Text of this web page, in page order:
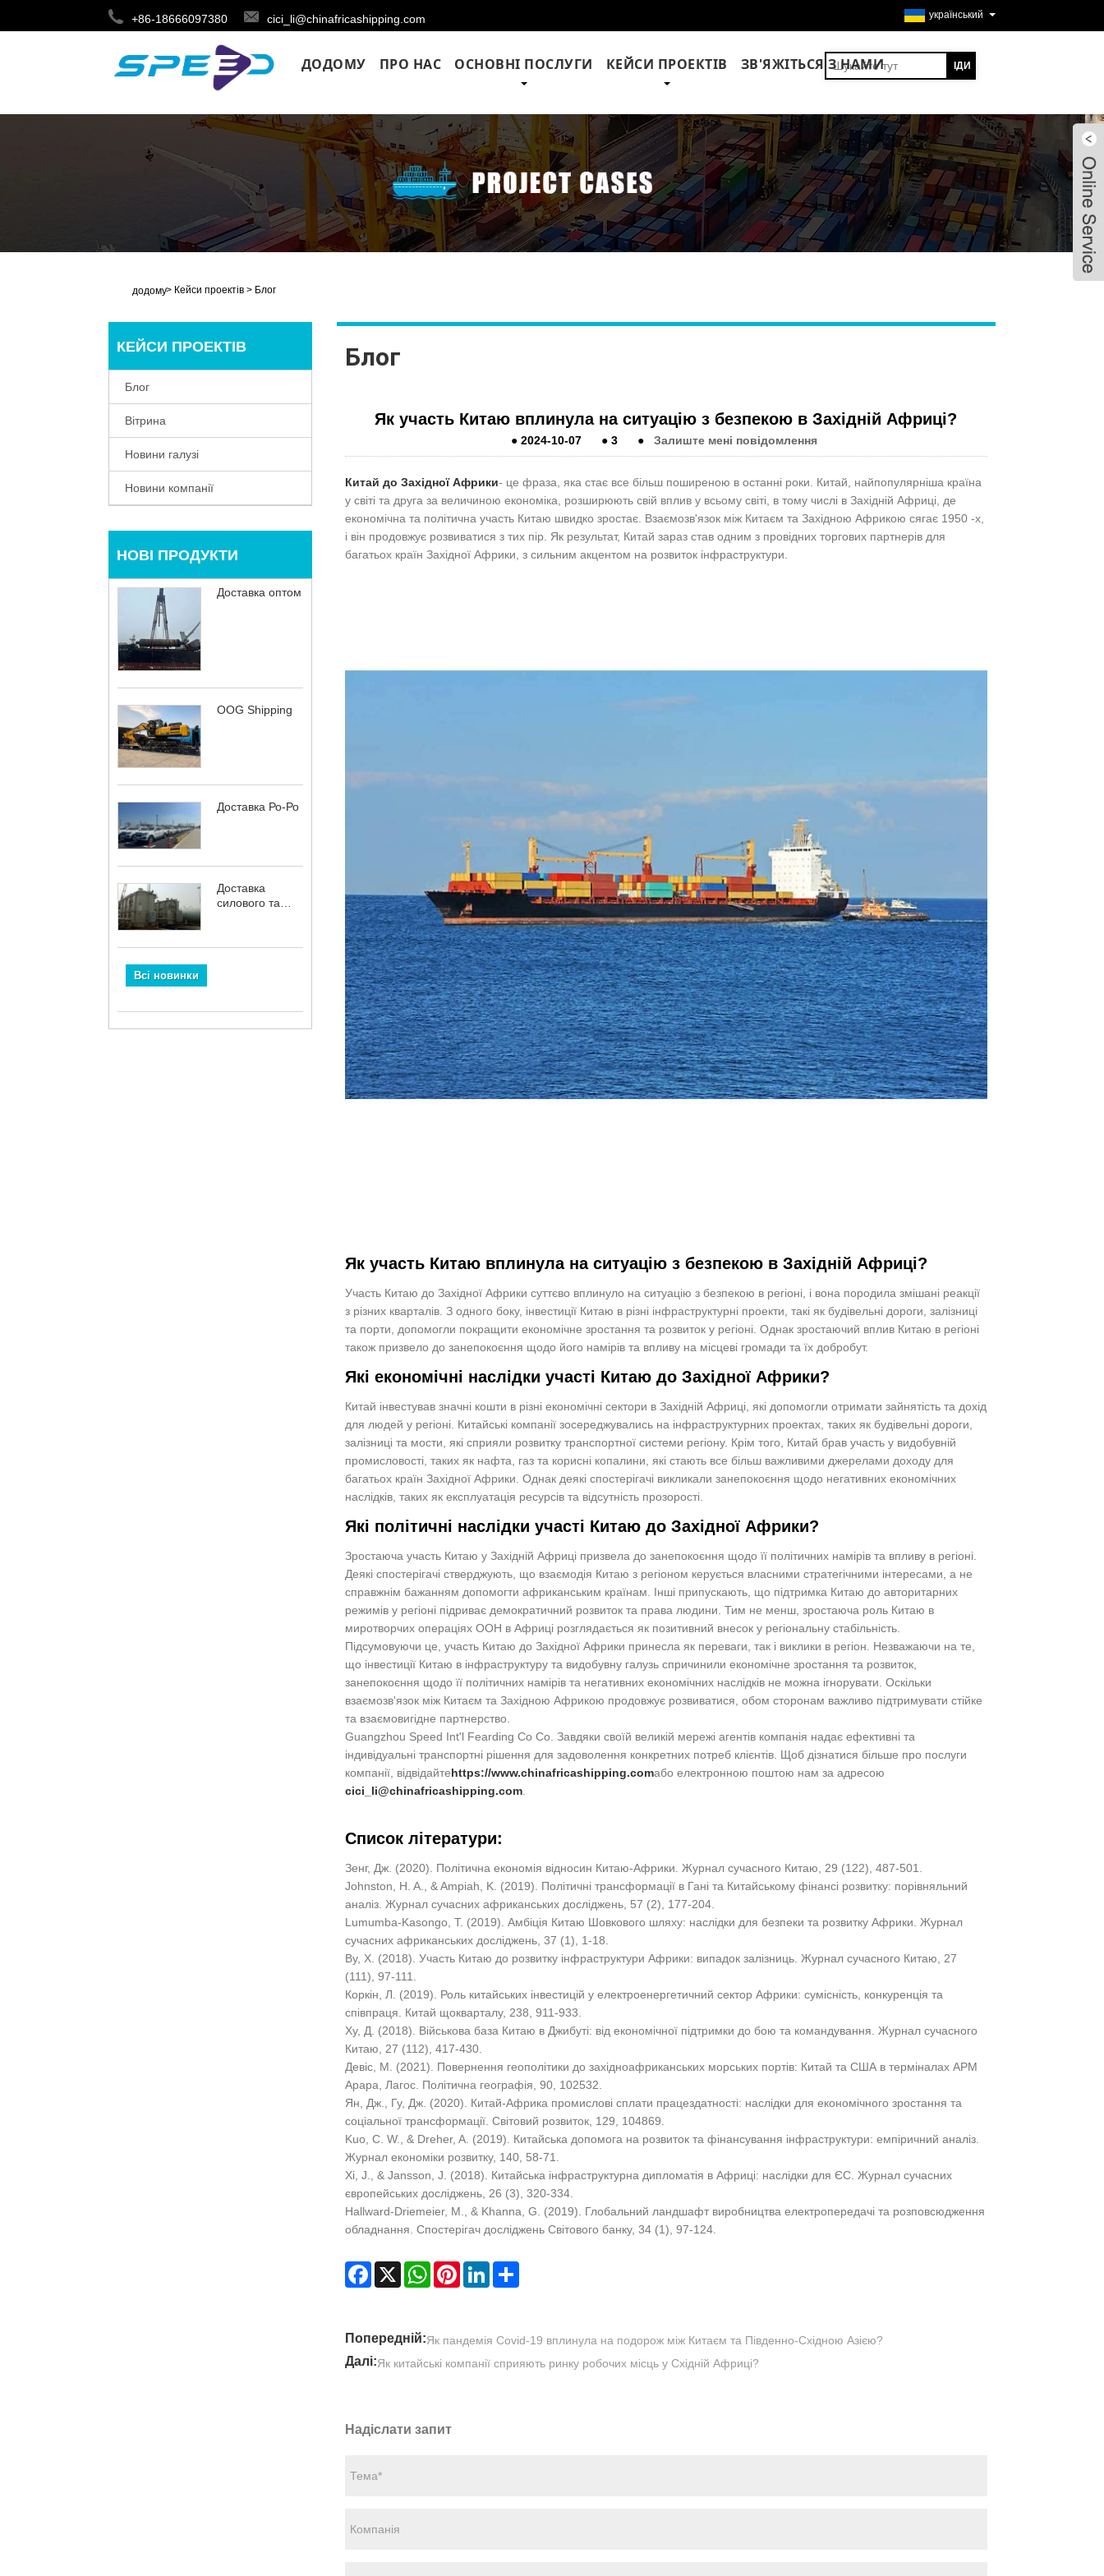
+86-18666097380 cici_li@chinafricashipping.com український
ДОДОМУ ПРО НАС ОСНОВНІ ПОСЛУГИ КЕЙСИ ПРОЕКТІВ ЗВ'ЯЖІТЬСЯ З НАМИ
додому> Кейси проектів > Блог
КЕЙСИ ПРОЕКТІВ
Блог
Вітрина
Новини галузі
Новини компанії
НОВІ ПРОДУКТИ
Доставка оптом
OOG Shipping
Доставка Ро-Ро
Доставка
силового та
Всі новинки
Блог
Як участь Китаю вплинула на ситуацію з безпекою в Західній Африці?
●2024-10-07 ●3 ● Залиште мені повідомлення
Китай до Західної Африки- це фраза, яка стає все більш поширеною в останні роки. Китай, найпопулярніша країна
у світі та друга за величиною економіка, розширюють свій вплив у всьому світі, в тому числі в Західній Африці, де
економічна та політична участь Китаю швидко зростає. Взаємозв'язок між Китаєм та Західною Африкою сягає 1950 -х,
і він продовжує розвиватися з тих пір. Як результат, Китай зараз став одним з провідних торгових партнерів для
багатьох країн Західної Африки, з сильним акцентом на розвиток інфраструктури.
Як участь Китаю вплинула на ситуацію з безпекою в Західній Африці?
Участь Китаю до Західної Африки суттєво вплинуло на ситуацію з безпекою в регіоні, і вона породила змішані реакції
з різних кварталів. З одного боку, інвестиції Китаю в різні інфраструктурні проекти, такі як будівельні дороги, залізниці
та порти, допомогли покращити економічне зростання та розвиток у регіоні. Однак зростаючий вплив Китаю в регіоні
також призвело до занепокоєння щодо його намірів та впливу на місцеві громади та їх добробут.
Які економічні наслідки участі Китаю до Західної Африки?
Китай інвестував значні кошти в різні економічні сектори в Західній Африці, які допомогли отримати зайнятість та дохід
для людей у регіоні. Китайські компанії зосереджувались на інфраструктурних проектах, таких як будівельні дороги,
залізниці та мости, які сприяли розвитку транспортної системи регіону. Крім того, Китай брав участь у видобувній
промисловості, таких як нафта, газ та корисні копалини, які стають все більш важливими джерелами доходу для
багатьох країн Західної Африки. Однак деякі спостерігачі викликали занепокоєння щодо негативних економічних
наслідків, таких як експлуатація ресурсів та відсутність прозорості.
Які політичні наслідки участі Китаю до Західної Африки?
Зростаюча участь Китаю у Західній Африці призвела до занепокоєння щодо її політичних намірів та впливу в регіоні.
Деякі спостерігачі стверджують, що взаємодія Китаю з регіоном керується власними стратегічними інтересами, а не
справжнім бажанням допомогти африканським країнам. Інші припускають, що підтримка Китаю до авторитарних
режимів у регіоні підриває демократичний розвиток та права людини. Тим не менш, зростаюча роль Китаю в
миротворчих операціях ООН в Африці розглядається як позитивний внесок у регіональну стабільність.
Підсумовуючи це, участь Китаю до Західної Африки принесла як переваги, так і виклики в регіон. Незважаючи на те,
що інвестиції Китаю в інфраструктуру та видобувну галузь спричинили економічне зростання та розвиток,
занепокоєння щодо її політичних намірів та негативних економічних наслідків не можна ігнорувати. Оскільки
взаємозв'язок між Китаєм та Західною Африкою продовжує розвиватися, обом сторонам важливо підтримувати стійке
та взаємовигідне партнерство.
Guangzhou Speed Int'l Fearding Co Co. Завдяки своїй великій мережі агентів компанія надає ефективні та
індивідуальні транспортні рішення для задоволення конкретних потреб клієнтів. Щоб дізнатися більше про послуги
компанії, відвідайтеhttps://www.chinafricashipping.comабо електронною поштою нам за адресою
cici_li@chinafricashipping.com.
Список літератури:
Зенг, Дж. (2020). Політична економія відносин Китаю-Африки. Журнал сучасного Китаю, 29 (122), 487-501.
Johnston, H. A., & Ampiah, K. (2019). Політичні трансформації в Гані та Китайському фінансі розвитку: порівняльний
аналіз. Журнал сучасних африканських досліджень, 57 (2), 177-204.
Lumumba-Kasongo, T. (2019). Амбіція Китаю Шовкового шляху: наслідки для безпеки та розвитку Африки. Журнал
сучасних африканських досліджень, 37 (1), 1-18.
Ву, Х. (2018). Участь Китаю до розвитку інфраструктури Африки: випадок залізниць. Журнал сучасного Китаю, 27
(111), 97-111.
Коркін, Л. (2019). Роль китайських інвестицій у електроенергетичний сектор Африки: сумісність, конкуренція та
співпраця. Китай щокварталу, 238, 911-933.
Ху, Д. (2018). Військова база Китаю в Джибуті: від економічної підтримки до бою та командування. Журнал сучасного
Китаю, 27 (112), 417-430.
Девіс, М. (2021). Повернення геополітики до західноафриканських морських портів: Китай та США в терміналах APM
Apapa, Лагос. Політична географія, 90, 102532.
Ян, Дж., Гу, Дж. (2020). Китай-Африка промислові сплати працездатності: наслідки для економічного зростання та
соціальної трансформації. Світовий розвиток, 129, 104869.
Kuo, C. W., & Dreher, A. (2019). Китайська допомога на розвиток та фінансування інфраструктури: емпіричний аналіз.
Журнал економіки розвитку, 140, 58-71.
Xi, J., & Jansson, J. (2018). Китайська інфраструктурна дипломатія в Африці: наслідки для ЄС. Журнал сучасних
європейських досліджень, 26 (3), 320-334.
Hallward-Driemeier, M., & Khanna, G. (2019). Глобальний ландшафт виробництва електропередачі та розповсюдження
обладнання. Спостерігач досліджень Світового банку, 34 (1), 97-124.
Facebook
X WhatsAppPinterestLinkedInShare
Попередній:Як пандемія Covid-19 вплинула на подорож між Китаєм та Південно-Східною Азією?
Далі:Як китайські компанії сприяють ринку робочих місць у Східній Африці?
Надіслати запит